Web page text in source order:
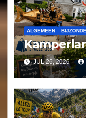
ALGEMEEN
JUL 26, 2026